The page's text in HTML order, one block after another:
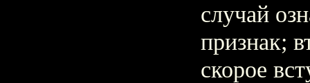
случай
признак;
скорое